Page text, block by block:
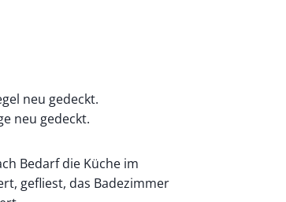
neu gedeckt.
neu gedeckt.
Bedarf die Küche im
gefliest, das Badezimmer